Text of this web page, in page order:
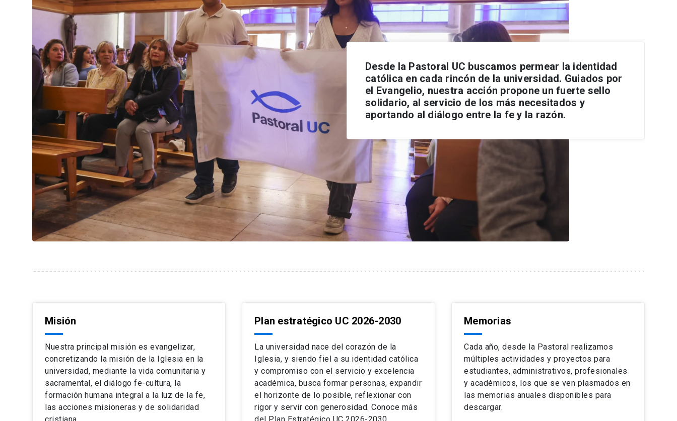
Desde la Pastoral UC buscamos permear la identidad
católica en cada rincón de la universidad. Guiados por
el Evangelio, nuestra acción propone un fuerte sello
solidario, al servicio de los más necesitados y
aportando al diálogo entre la fe y la razón.
Misión
Nuestra principal misión es evangelizar,
concretizando la misión de la Iglesia en la
universidad, mediante la vida comunitaria y
sacramental, el diálogo fe-cultura, la
formación humana integral a la luz de la fe,
las acciones misioneras y de solidaridad
Plan estratégico UC 2026-2030
La universidad nace del corazón de la
Iglesia, y siendo fiel a su identidad católica
y compromiso con el servicio y excelencia
académica, busca formar personas, expandir
el horizonte de lo posible, reflexionar con
rigor y servir con generosidad. Conoce más
Memorias
Cada año, desde la Pastoral realizamos
múltiples actividades y proyectos para
estudiantes, administrativos, profesionales
y académicos, los que se ven plasmados en
las memorias anuales disponibles para
descargar.